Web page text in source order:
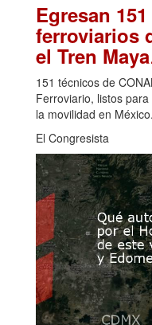
Egresan
ferroviarios
el Tren Maya
151 técnicos de
Ferroviario, listos
la movilidad en México.
El Congresista